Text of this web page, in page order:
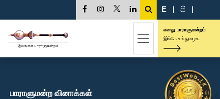
E | සි |
எனது பாராளுமன்றம்
இங்கே உள்நுழைக
பாராளுமன்ற வினாக்கள்